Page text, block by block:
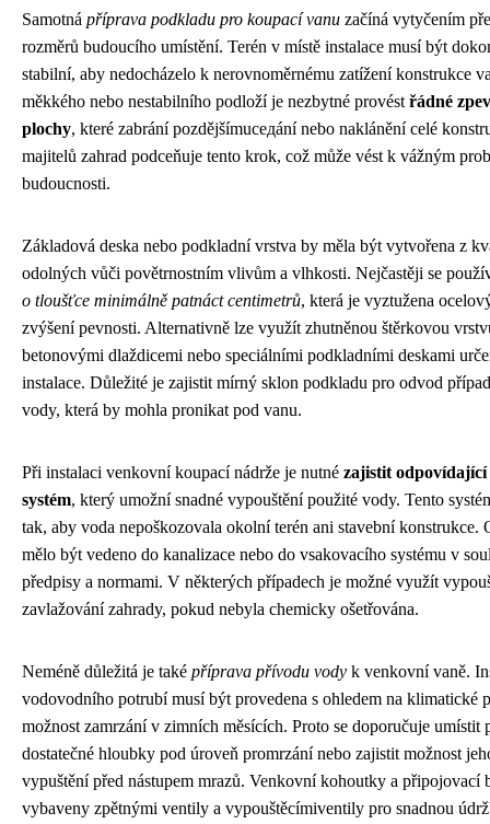
Samotná příprava podkladu pro koupací vanu začíná vytyčením
rozměrů budoucího umístění. Terén v místě instalace musí být
stabilní, aby nedocházelo k nerovnoměrnému zatížení konstrukce
měkkého nebo nestabilního podloží je nezbytné provést řádné
plochy, které zabrání pozdějšímuседání nebo naklánění celé
majitelů zahrad podceňuje tento krok, což může vést k vážným
budoucnosti.
Základová deska nebo podkladní vrstva by měla být vytvořena z
odolných vůči povětrnostním vlivům a vlhkosti. Nejčastěji se
o tloušťce minimálně patnáct centimetrů, která je vyztužena
zvýšení pevnosti. Alternativně lze využít zhutněnou štěrkovou
betonovými dlaždicemi nebo speciálními podkladními deskami
instalace. Důležité je zajistit mírný sklon podkladu pro odvod
vody, která by mohla pronikat pod vanu.
Při instalaci venkovní koupací nádrže je nutné zajistit odpovídající
systém, který umožní snadné vypouštění použité vody. Tento
tak, aby voda nepoškozovala okolní terén ani stavební konstrukce.
mělo být vedeno do kanalizace nebo do vsakovacího systému v
předpisy a normami. V některých případech je možné využít
zavlažování zahrady, pokud nebyla chemicky ošetřována.
Neméně důležitá je také příprava přívodu vody k venkovní vaně.
vodovodního potrubí musí být provedena s ohledem na klimatické
možnost zamrzání v zimních měsících. Proto se doporučuje umístit
dostatečné hloubky pod úroveň promrzání nebo zajistit možnost
vypuštění před nástupem mrazů. Venkovní kohoutky a připojovací
vybaveny zpětnými ventily a vypouštěcímiventily pro snadnou